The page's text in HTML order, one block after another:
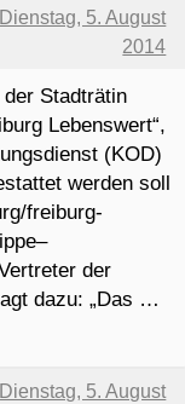
Dienstag, 5. August
Dienstag, 5. August
2014
Stadträtin
Lebenswert“,
(KOD)
werden soll
freiburg-
der
dazu: „Das …